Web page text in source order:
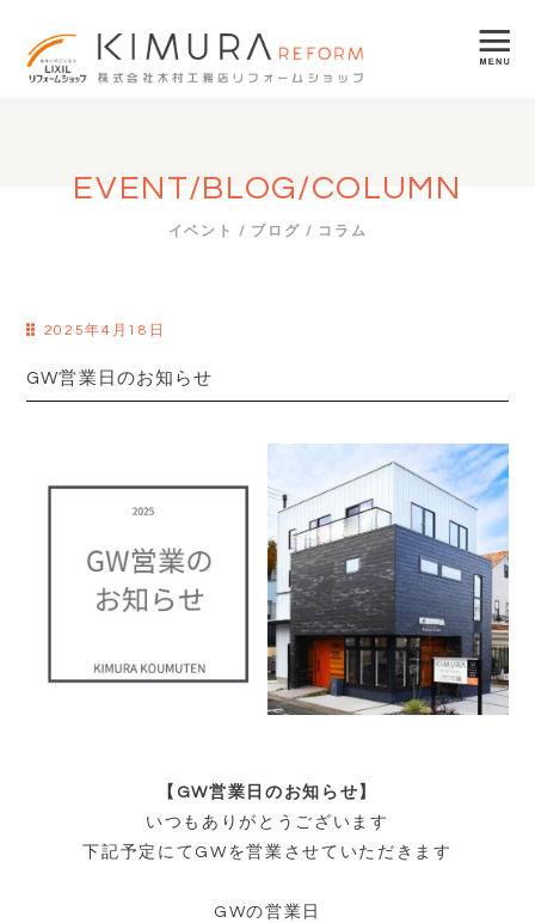
EVENT/BLOG/COLUMN
イベント / ブログ / コラム
2025年4月18日
GW営業日のお知らせ
【GW営業日のお知らせ】
いつもありがとうございます
下記予定にてGWを営業させていただきます
GWの営業日